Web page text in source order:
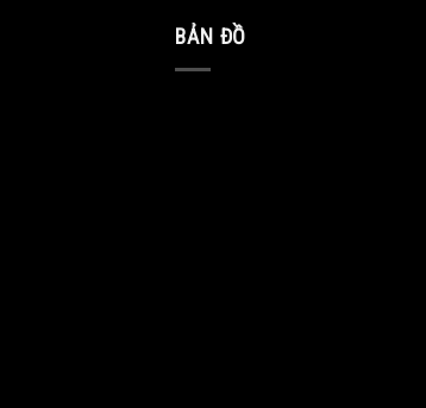
BẢN ĐỒ